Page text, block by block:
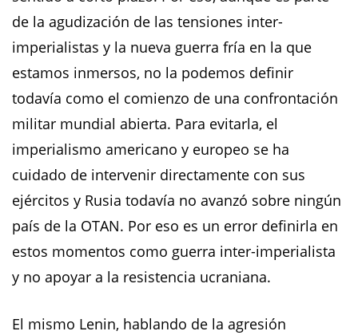
de la agudización de las tensiones inter-
imperialistas y la nueva guerra fría en la que
estamos inmersos, no la podemos definir
todavía como el comienzo de una confrontación
militar mundial abierta. Para evitarla, el
imperialismo americano y europeo se ha
cuidado de intervenir directamente con sus
ejércitos y Rusia todavía no avanzó sobre ningún
país de la OTAN. Por eso es un error definirla en
estos momentos como guerra inter-imperialista
y no apoyar a la resistencia ucraniana.
El mismo Lenin, hablando de la agresión